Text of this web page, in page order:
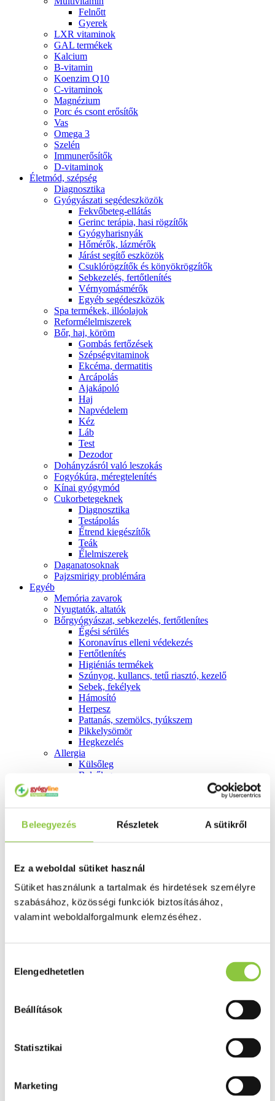
Beleegyezés Részletek A sütikről
Ez a weboldal sütiket használ
Sütiket használunk a tartalmak és hirdetések személyre
szabásához, közösségi funkciók biztosításához,
valamint weboldalforgalmunk elemzéséhez.
kiválasztása
Elengedhetetlen
Beállítások
Statisztikai
Marketing
Felnőtt
Gyerek
LXR vitaminok
GAL termékek
Kalcium
B-vitamin
Koenzim Q10
C-vitaminok
Magnézium
Porc és csont erősítők
Vas
Omega 3
Szelén
Immunerősítők
D-vitaminok
Életmód, szépség
Diagnosztika
Gyógyászati segédeszközök
Fekvőbeteg-ellátás
Gerinc terápia, hasi rögzítők
Gyógyharisnyák
Hőmérők, lázmérők
Járást segítő eszközök
Csuklórögzítők és könyökrögzítők
Sebkezelés, fertőtlenítés
Vérnyomásmérők
Egyéb segédeszközök
Spa termékek, illóolajok
Reformélelmiszerek
Bőr, haj, köröm
Gombás fertőzések
Szépségvitaminok
Ekcéma, dermatitis
Arcápolás
Ajakápoló
Haj
Napvédelem
Kéz
Láb
Test
Dezodor
Dohányzásról való leszokás
Fogyókúra, méregtelenítés
Kínai gyógymód
Cukorbetegeknek
Diagnosztika
Testápolás
É́trend kiegészítők
Teák
É́lelmiszerek
Daganatosoknak
Pajzsmirigy problémára
Egyéb
Memória zavarok
Nyugtatók, altatók
Bőrgyógyászat, sebkezelés, fertőtlenítes
É́gési sérülés
Koronavírus elleni védekezés
Fertőtlenítés
Higiéniás termékek
Szúnyog, kullancs, tetű riasztó, kezelő
Sebek, fekélyek
Hámosító
Herpesz
Pattanás, szemölcs, tyúkszem
Pikkelysömör
Hegkezelés
Allergia
Külsőleg
Belsőleg
Emésztés
Hányás, hányinger
Puffadás, görcs
Probiotikum
Máj és epe betegség
Emésztést elősegítő
Érzékszervek
Szem
Orr
Fül
Terhességi tesztek
Szív és érrrendszer